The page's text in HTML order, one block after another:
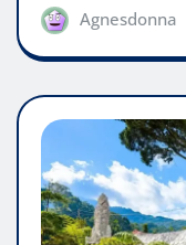
Agnesdonna